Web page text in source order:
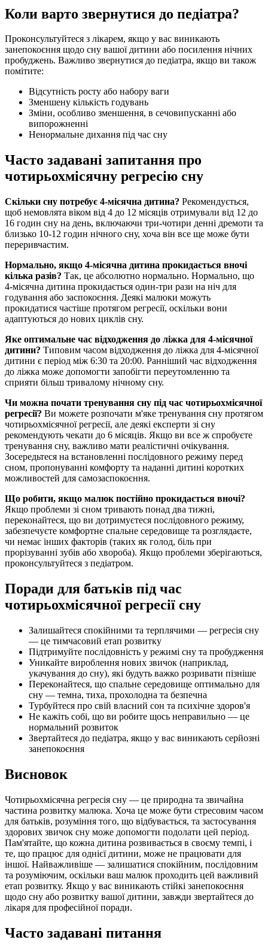
Коли варто звернутися до педіатра?
Проконсультуйтеся з лікарем, якщо у вас виникають
занепокоєння щодо сну вашої дитини або посилення нічних
пробуджень. Важливо звернутися до педіатра, якщо ви також
помітите:
Відсутність росту або набору ваги
Зменшену кількість годувань
Зміни, особливо зменшення, в сечовипусканні або
випорожненні
Ненормальне дихання під час сну
Часто задавані запитання про
чотирьохмісячну регресію сну
Скільки сну потребує 4-місячна дитина? Рекомендується,
щоб немовлята віком від 4 до 12 місяців отримували від 12 до
16 годин сну на день, включаючи три-чотири денні дремоти та
близько 10-12 годин нічного сну, хоча він все ще може бути
переривчастим.
Нормально, якщо 4-місячна дитина прокидається вночі
кілька разів? Так, це абсолютно нормально. Нормально, що
4-місячна дитина прокидається один-три рази на ніч для
годування або заспокоєння. Деякі малюки можуть
прокидатися частіше протягом регресії, оскільки вони
адаптуються до нових циклів сну.
Яке оптимальне час відходження до ліжка для 4-місячної
дитини? Типовим часом відходження до ліжка для 4-місячної
дитини є період між 6:30 та 20:00. Ранніший час відходження
до ліжка може допомогти запобігти переутомленню та
сприяти більш тривалому нічному сну.
Чи можна почати тренування сну під час чотирьохмісячної
регресії? Ви можете розпочати м'яке тренування сну протягом
чотирьохмісячної регресії, але деякі експерти зі сну
рекомендують чекати до 6 місяців. Якщо ви все ж спробуєте
тренування сну, важливо мати реалістичні очікування.
Зосередьтеся на встановленні послідовного режиму перед
сном, пропонуванні комфорту та наданні дитині коротких
можливостей для самозаспокоєння.
Що робити, якщо малюк постійно прокидається вночі?
Якщо проблеми зі сном тривають понад два тижні,
переконайтеся, що ви дотримуєтеся послідовного режиму,
забезпечуєте комфортне спальне середовище та розглядаєте,
чи немає інших факторів (таких як голод, біль при
прорізуванні зубів або хвороба). Якщо проблеми зберігаються,
проконсультуйтеся з педіатром.
Поради для батьків під час
чотирьохмісячної регресії сну
Залишайтеся спокійними та терплячими — регресія сну
— це тимчасовий етап розвитку
Підтримуйте послідовність у режимі сну та пробудження
Уникайте вироблення нових звичок (наприклад,
укачування до сну), які будуть важко розривати пізніше
Переконайтеся, що спальне середовище оптимально для
сну — темна, тиха, прохолодна та безпечна
Турбуйтеся про свій власний сон та психічне здоров'я
Не кажіть собі, що ви робите щось неправильно — це
нормальний розвиток
Звертайтеся до педіатра, якщо у вас виникають серйозні
занепокоєння
Висновок
Чотирьохмісячна регресія сну — це природна та звичайна
частина розвитку малюка. Хоча це може бути стресовим часом
для батьків, розуміння того, що відбувається, та застосування
здорових звичок сну може допомогти подолати цей період.
Пам'ятайте, що кожна дитина розвивається в своєму темпі, і
те, що працює для однієї дитини, може не працювати для
іншої. Найважливіше — залишатися спокійним, послідовним
та розуміючим, оскільки ваш малюк проходить цей важливий
етап розвитку. Якщо у вас виникають стійкі занепокоєння
щодо сну або розвитку вашої дитини, завжди звертайтеся до
лікаря для професійної поради.
Часто задавані питання